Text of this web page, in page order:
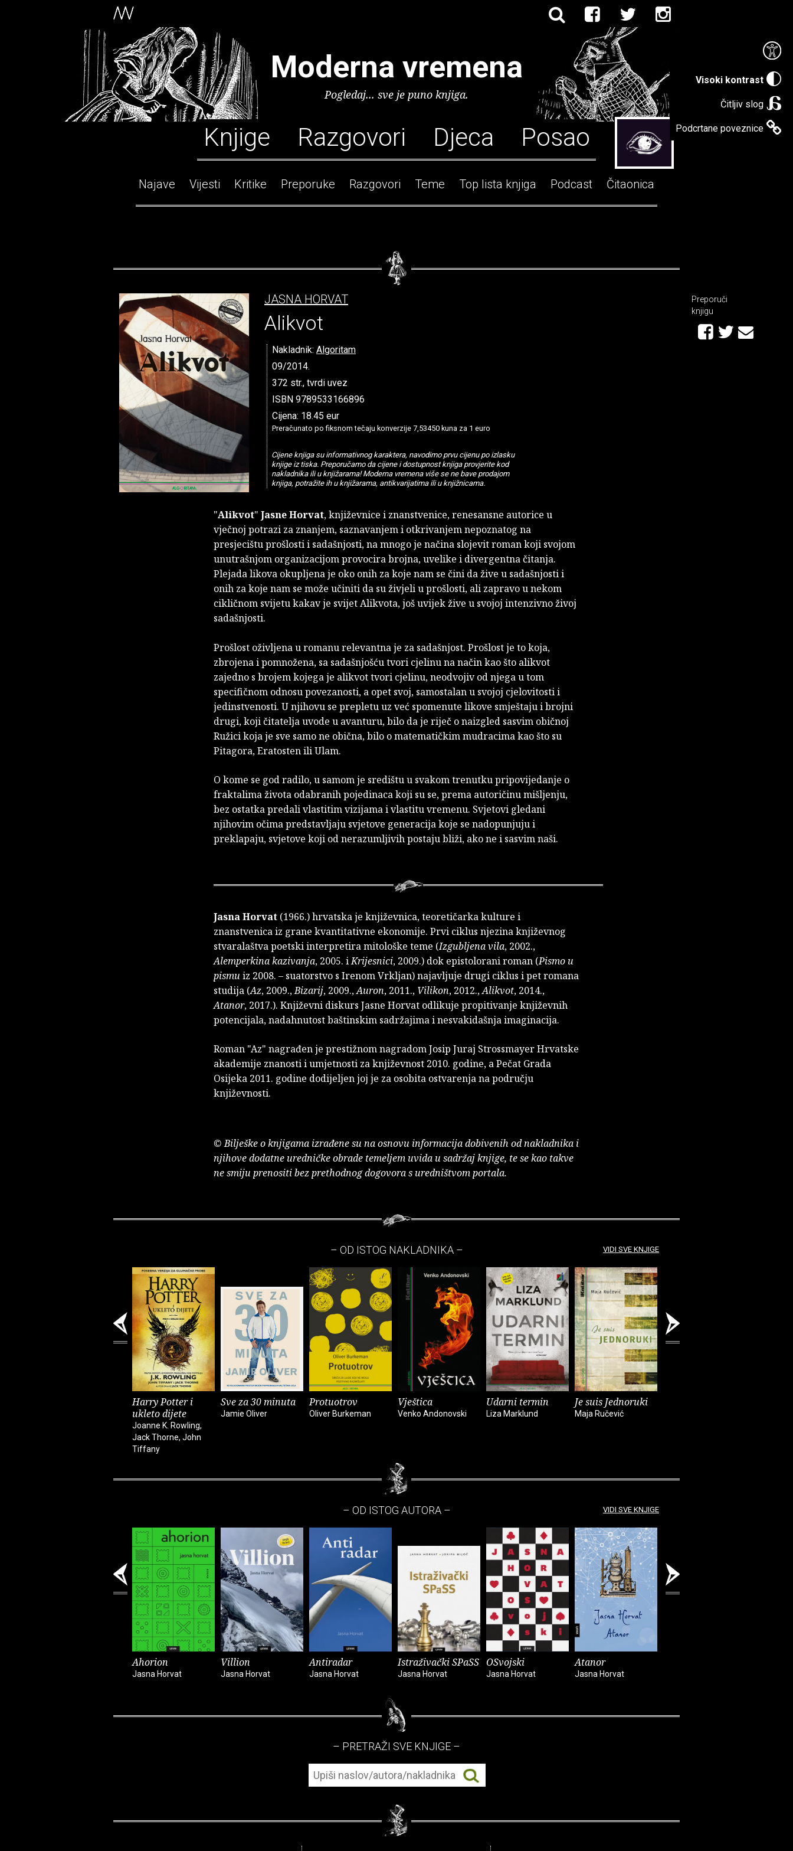
Visoki kontrast
Čitljiv slog
Podcrtane poveznice
Moderna vremena
Pogledaj... sve je puno knjiga.
Knjige Razgovori Djeca Posao
Najave Vijesti Kritike Preporuke Razgovori Teme Top lista knjiga Podcast Čitaonica
JASNA HORVAT
Alikvot
Nakladnik: Algoritam
09/2014.
372 str., tvrdi uvez
ISBN 9789533166896
Cijena: 18.45 eur
Preračunato po fiksnom tečaju konverzije 7,53450 kuna za 1 euro
Cijene knjiga su informativnog karaktera, navodimo prvu cijenu po izlasku
knjige iz tiska. Preporučamo da cijene i dostupnost knjiga provjerite kod
nakladnika ili u knjižarama! Moderna vremena više se ne bave prodajom
knjiga, potražite ih u knjižarama, antikvarijatima ili u knjižnicama.
"Alikvot" Jasne Horvat, književnice i znanstvenice, renesansne autorice u
vječnoj potrazi za znanjem, saznavanjem i otkrivanjem nepoznatog na
presjecištu prošlosti i sadašnjosti, na mnogo je načina slojevit roman koji svojom
unutrašnjom organizacijom provocira brojna, uvelike i divergentna čitanja.
Plejada likova okupljena je oko onih za koje nam se čini da žive u sadašnjosti i
onih za koje nam se može učiniti da su živjeli u prošlosti, ali zapravo u nekom
cikličnom svijetu kakav je svijet Alikvota, još uvijek žive u svojoj intenzivno živoj
sadašnjosti.
Prošlost oživljena u romanu relevantna je za sadašnjost. Prošlost je to koja,
zbrojena i pomnožena, sa sadašnjošću tvori cjelinu na način kao što alikvot
zajedno s brojem kojega je alikvot tvori cjelinu, neodvojiv od njega u tom
specifičnom odnosu povezanosti, a opet svoj, samostalan u svojoj cjelovitosti i
jedinstvenosti. U njihovu se prepletu uz već spomenute likove smještaju i brojni
drugi, koji čitatelja uvode u avanturu, bilo da je riječ o naizgled sasvim običnoj
Ružici koja je sve samo ne obična, bilo o matematičkim mudracima kao što su
Pitagora, Eratosten ili Ulam.
O kome se god radilo, u samom je središtu u svakom trenutku pripovijedanje o
fraktalima života odabranih pojedinaca koji su se, prema autoričinu mišljenju,
bez ostatka predali vlastitim vizijama i vlastitu vremenu. Svjetovi gledani
njihovim očima predstavljaju svjetove generacija koje se nadopunjuju i
preklapaju, svjetove koji od nerazumljivih postaju bliži, ako ne i sasvim naši.
Jasna Horvat (1966.) hrvatska je književnica, teoretičarka kulture i
znanstvenica iz grane kvantitativne ekonomije. Prvi ciklus njezina književnog
stvaralaštva poetski interpretira mitološke teme (Izgubljena vila, 2002.,
Alemperkina kazivanja, 2005. iKrijesnici, 2009.) dok epistolorani roman (Pismo u
pi­smuiz 2008. – suatorstvo s Irenom Vrkljan) najavljuje drugi ciklus i pet romana
studija (Az, 2009.,Bizarij, 2009.,Auron, 2011., Vilikon, 2012.,Alikvot, 2014.,
Atanor, 2017.). Književni diskurs Jasne Horvat odlikuje propitivanje književnih
potencijala, nadahnutost baštinskim sadržajima i nesvakidašnja imaginacija.
Roman "Az" nagrađen je prestižnom nagradom Josip Juraj Strossmayer Hrvatske
akademije znanosti i umjetnosti za književnost 2010. godine, a Pečat Grada
Osijeka 2011. godine dodijeljen joj je za osobita ostvarenja na području
književnosti.
© Bilješke o knjigama izrađene su na osnovu informacija dobivenih od nakladnika i
njihove dodatne uredničke obrade temeljem uvida u sadržaj knjige, te se kao takve
ne smiju prenositi bez prethodnog dogovora s uredništvom portala.
Preporuči
knjigu
– OD ISTOG NAKLADNIKA –
Harry Potter i
ukleto dijete
Joanne K. Rowling,
Jack Thorne, John
Tiffany
Sve za 30 minuta
Jamie Oliver
Protuotrov
Oliver Burkeman
Vještica
Venko Andonovski
Udarni termin
Liza Marklund
Je suis Jednoruki
Maja Ručević
VIDI SVE KNJIGE
– OD ISTOG AUTORA –
Ahorion
Jasna Horvat
Villion
Jasna Horvat
Antiradar
Jasna Horvat
Istraživački SPaSS
Jasna Horvat
OSvojski
Jasna Horvat
Atanor
Jasna Horvat
VIDI SVE KNJIGE
– PRETRAŽI SVE KNJIGE –